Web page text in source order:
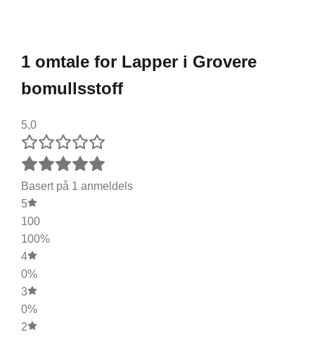
1 omtale for Lapper i Grovere
bomullsstoff
5,0
Basert på 1 anmeldels
5
100
100%
4
0%
3
0%
2